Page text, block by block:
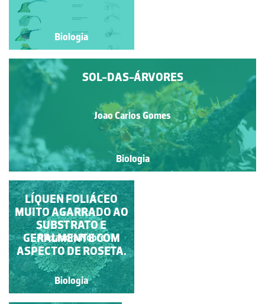
Biologia
SOL-DAS-ÁRVORES
Joao Carlos Gomes
Biologia
Biologia
LÍQUEN FLOR DE
PEDRA
Alexandra Nobre
Biologia
LÍQUEN FOLIÁCEO
MUITO AGARRADO AO
SUBSTRATO E
GERALMENTE COM
ASPECTO DE ROSETA.
Alexandra Nobre
Biologia